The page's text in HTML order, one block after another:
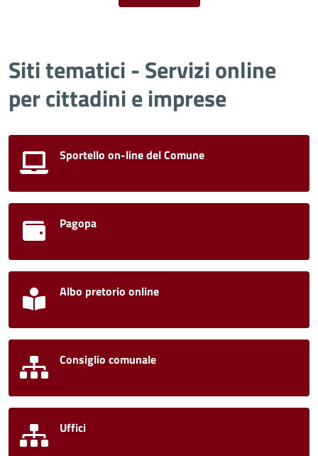
Siti tematici - Servizi online
per cittadini e imprese
Sportello on-line del Comune
Pagopa
Albo pretorio online
Consiglio comunale
Uffici